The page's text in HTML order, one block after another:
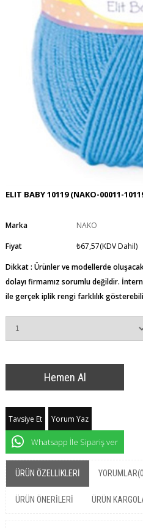
ELIT BABY 10119(NAKO-00011-
Marka
NAKO
Fiyat
₺67,57(KDV Dahil)
Dikkat : Ürünler ve modellerde
dolayı firmamız sorumlu değildir.
ile gerçek iplik rengi farklılık
Tavsiye Et Yorum Yaz
Whatsapp İle Sipariş ver
ÜRÜN ÖZELLIKLERI YORUMLAR
ÜRÜN ÖNERILERI ÜRÜN